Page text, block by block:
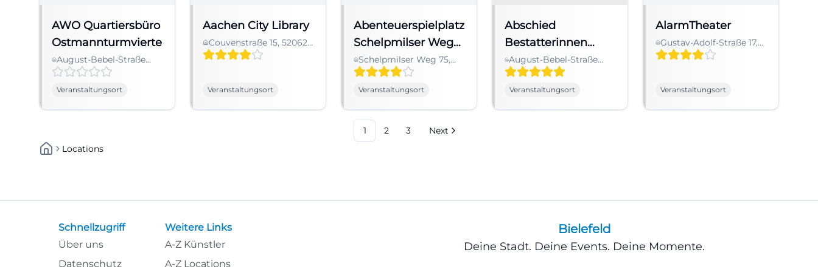
AWO Quartiersbüro
Ostmannturmviertel
August-Bebel-Straße
68a, 33602 Bielefeld,
Veranstaltungsort
Aachen City Library
Couvenstraße 15, 52062
Aachen, Germany
Veranstaltungsort
Abenteuerspielplatz
Schelpmilser Weg
ab 6 Jahre
Schelpmilser Weg 75,
33609 Bielefeld,
Veranstaltungsort
Abschied
Bestatterinnen
Noller+Ziebell
Raum für
August-Bebel-Straße
30B, 33602 Bielefeld,
Veranstaltungsort
AlarmTheater
Gustav-Adolf-Straße 17,
33615 Bielefeld,
Veranstaltungsort
1 2 3
Next
Locations
Schnellzugriff
Über uns
Datenschutz
Weitere Links
A-Z Künstler
A-Z Locations
Bielefeld
Deine Stadt. Deine Events. Deine Momente.